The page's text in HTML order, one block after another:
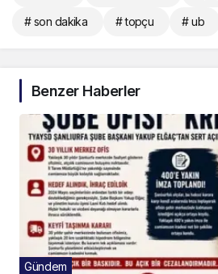
# son dakika # topçu # ub
Benzer Haberler
Gündem